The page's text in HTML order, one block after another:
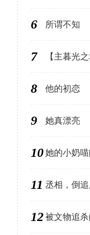
6 所谓不知
7 【主暮光
8 他的初恋
9 她真漂亮
10她的小奶
11 丞相，倒
12被文物追